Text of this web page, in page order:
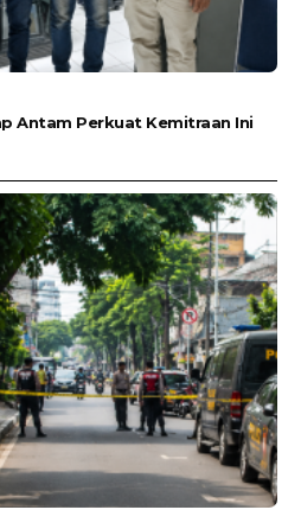
Antam Perkuat Kemitraan Ini